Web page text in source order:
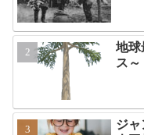
地球
ス～
ジャ